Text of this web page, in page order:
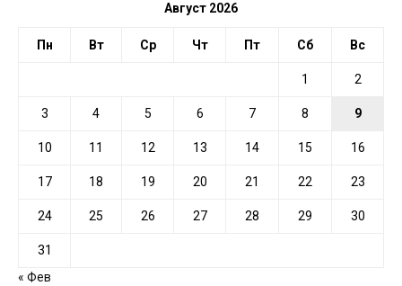
Август 2026
Пн Вт Ср Чт Пт Сб Вс
1 2
3 4 5 6 7 8 9
10 11 12 13 14 15 16
17 18 19 20 21 22 23
24 25 26 27 28 29 30
31
« Фев